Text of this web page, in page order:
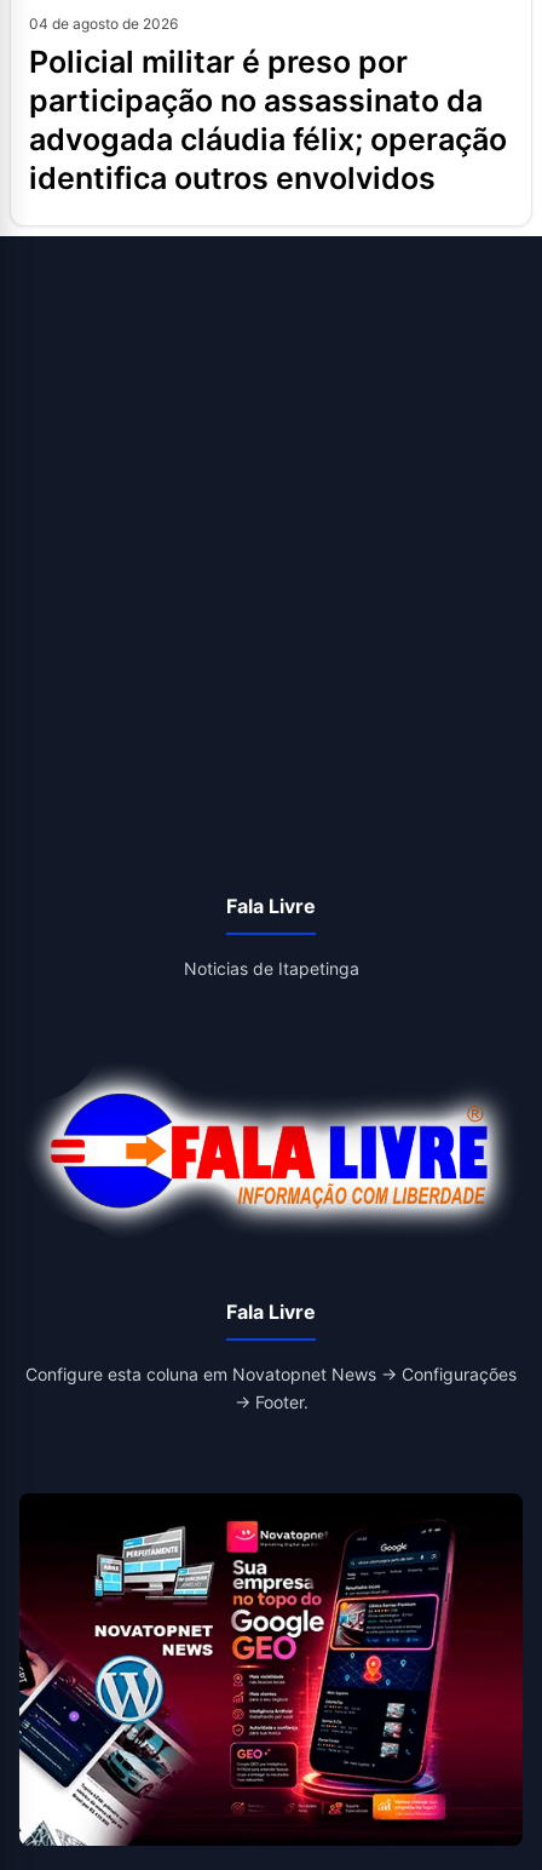
04 de agosto de 2026
policial militar é preso por
participação no assassinato da
advogada cláudia félix; operação
identifica outros envolvidos
Fala Livre
Noticias de Itapetinga
Fala Livre
Configure esta coluna em Novatopnet News → Configurações
→ Footer.